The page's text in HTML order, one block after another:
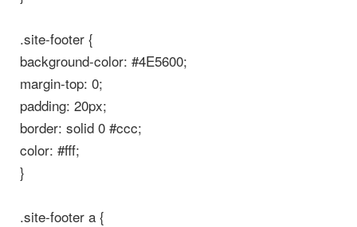
.site-footer {
background-color: #4E5600;
margin-top: 0;
padding: 20px;
border: solid 0 #ccc;
color: #fff;
}
.site-footer a {